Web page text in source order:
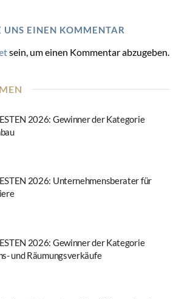
UNS EINEN KOMMENTAR
sein, um einen Kommentar abzugeben.
2026: Gewinner der Kategorie
2026: Unternehmensberater für
2026: Gewinner der Kategorie
und Räumungsverkäufe